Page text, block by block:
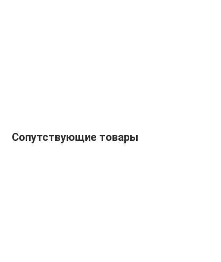
Сопутствующие товары